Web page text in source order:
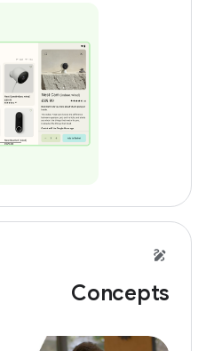
Concepts